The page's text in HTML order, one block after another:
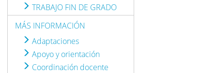
TRABAJO FIN DE GRADO
MÁS INFORMACIÓN
Adaptaciones
Apoyo y orientación
Coordinación docente